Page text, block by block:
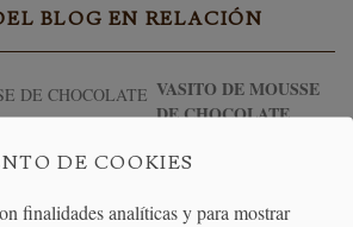
BLOG EN RELACIÓN
VASITO DE MOUSSE
DE CHOCOLATE
CHOCOLATE
DE COOKIES
finalidades analíticas y para mostrar